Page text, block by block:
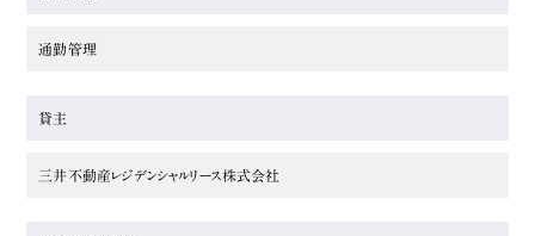
通勤管理
貸主
三井不動産レジデンシャルリース株式会社